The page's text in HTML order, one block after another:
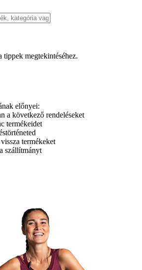
tippek megtekintéséhez.
előnyei:
a következő rendeléseket
termékeidet
termékeket
szállítmányt